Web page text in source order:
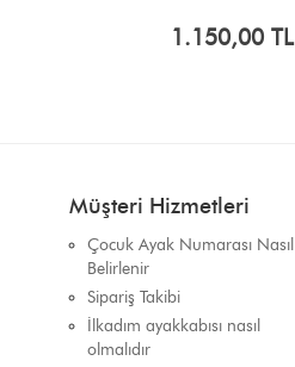
1.150,00 TL
Müşteri Hizmetleri
Çocuk Ayak Numarası Nasıl
Belirlenir
Sipariş Takibi
İlkadım ayakkabısı nasıl
olmalıdır